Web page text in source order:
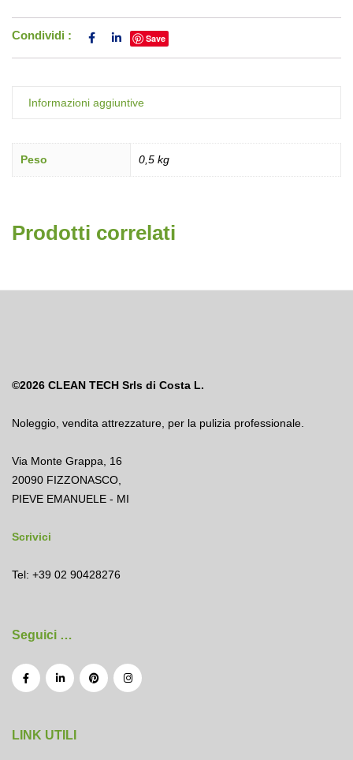
Condividi : Save
Informazioni aggiuntive
Peso 0,5 kg
Prodotti correlati
©2026 CLEAN TECH Srls di Costa L.
Noleggio vendita attrezzature per la pulizia professionale.
Via Monte Grappa, 16
20090 FIZZONASCO,
PIEVE EMANUELE - MI
Scrivici
Tel: +39 02 90428276
Seguici …
LINK UTILI